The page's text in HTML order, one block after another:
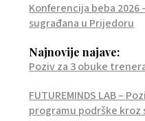
Konferencija beba 2026
sugrađana u Prijedoru
Najnovije najave:
Poziv za 3 obuke
FUTUREMINDS LAB –
programu podrške